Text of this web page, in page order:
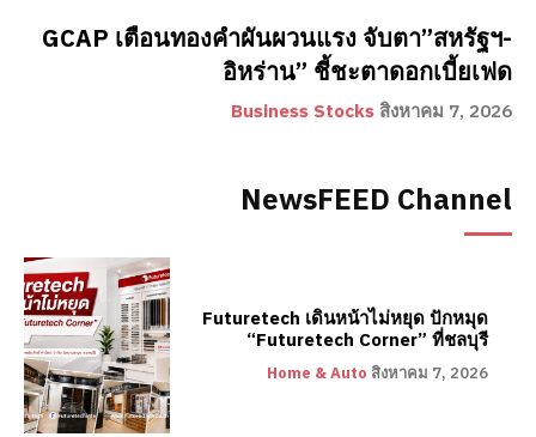
GCAP เตือนทองคำผันผวนแรง จับตา”สหรัฐฯ-
อิหร่าน” ชี้ชะตาดอกเบี้ยเฟด
Business Stocks สิงหาคม 7, 2026
NewsFEED Channel
Futuretech เดินหน้าไม่หยุด ปักหมุด
“Futuretech Corner” ที่ชลบุรี
Home & Auto สิงหาคม 7, 2026